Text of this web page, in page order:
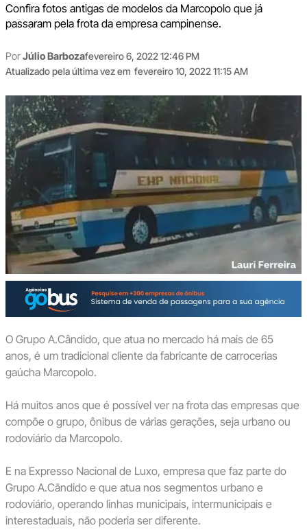
Confira fotos antigas de modelos da Marcopolo que já
passaram pela frota da empresa campinense.
PorJúlio Barbozafevereiro 6, 2022 12:46 PM
Atualizado pela última vez em fevereiro 10, 2022 11:15 AM
O Grupo A.Cândido, que atua no mercado há mais de 65
anos, é um tradicional cliente da fabricante de carrocerias
gaúcha Marcopolo.
Há muitos anos que é possível ver na frota das empresas que
compõe o grupo, ônibus de várias gerações, seja urbano ou
rodoviário da Marcopolo.
E na Expresso Nacional de Luxo, empresa que faz parte do
Grupo A.Cãndido e que atua nos segmentos urbano e
rodoviário, operando linhas municipais, intermunicipais e
interestaduais, não poderia ser diferente.